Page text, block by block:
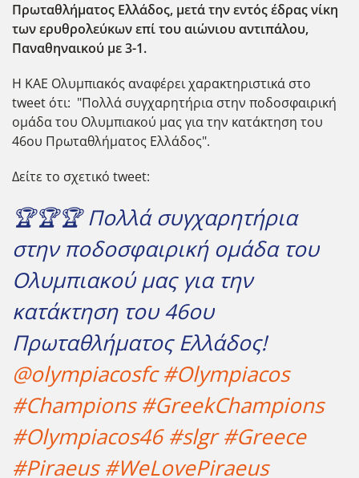
Πρωταθλήματος Ελλάδος, μετά την εντός έδρας νίκη
των ερυθρολεύκων επί του αιώνιου αντιπάλου,
Παναθηναικού με 3-1.
Η ΚΑΕ Ολυμπιακός αναφέρει χαρακτηριστικά στο
tweet ότι: "Πολλά συγχαρητήρια στην ποδοσφαιρική
ομάδα του Ολυμπιακού μας για την κατάκτηση του
46ου Πρωταθλήματος Ελλάδος".
Δείτε το σχετικό tweet:
🏆🏆🏆 Πολλά συγχαρητήρια
στην ποδοσφαιρική ομάδα του
Ολυμπιακού μας για την
κατάκτηση του 46ου
Πρωταθλήματος Ελλάδος!
@olympiacosfc #Olympiacos
#Champions #GreekChampions
#Olympiacos46 #slgr #Greece
#Piraeus #WeLovePiraeus